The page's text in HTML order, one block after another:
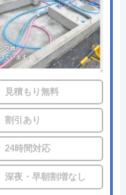
見積もり無料
割引あり
24時間対応
深夜・早朝割増なし